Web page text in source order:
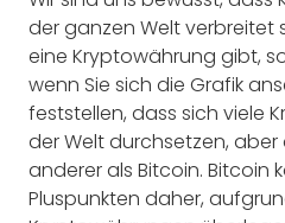
der ganzen Welt verbreitet
eine Kryptowährung gibt,
wenn Sie sich die Grafik
feststellen, dass sich viele
der Welt durchsetzen, aber
anderer als Bitcoin. Bitcoin
Pluspunkten daher,